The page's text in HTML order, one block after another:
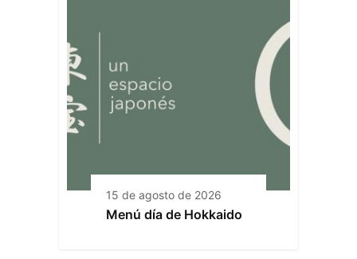
15 de agosto de 2026
Menú día de Hokkaido